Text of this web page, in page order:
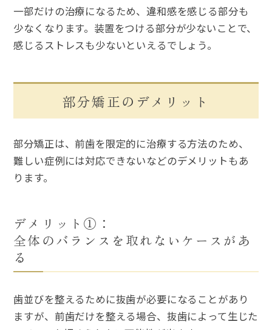
一部だけの治療になるため、違和感を感じる部分も
少なくなります。装置をつける部分が少ないことで、
感じるストレスも少ないといえるでしょう。
部分矯正のデメリット
部分矯正は、前歯を限定的に治療する方法のため、
難しい症例には対応できないなどのデメリットもあ
ります。
デメリット①：
全体のバランスを取れないケースがあ
る
歯並びを整えるために抜歯が必要になることがあり
ますが、前歯だけを整える場合、抜歯によって生じた